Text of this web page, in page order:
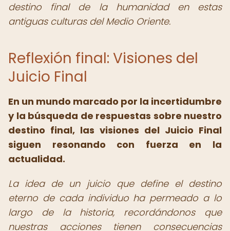
destino final de la humanidad en estas
antiguas culturas del Medio Oriente.
Reflexión final: Visiones del
Juicio Final
En un mundo marcado por la incertidumbre
y la búsqueda de respuestas sobre nuestro
destino final, las visiones del Juicio Final
siguen resonando con fuerza en la
actualidad.
La idea de un juicio que define el destino
eterno de cada individuo ha permeado a lo
largo de la historia, recordándonos que
nuestras acciones tienen consecuencias